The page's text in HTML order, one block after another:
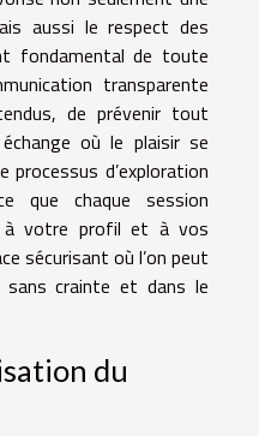
aussi le respect des
fondamental de toute
transparente
de prévenir tout
où le plaisir se
processus d’exploration
que chaque session
à votre profil et à vos
sécurisant où l’on peut
sans crainte et dans le
du